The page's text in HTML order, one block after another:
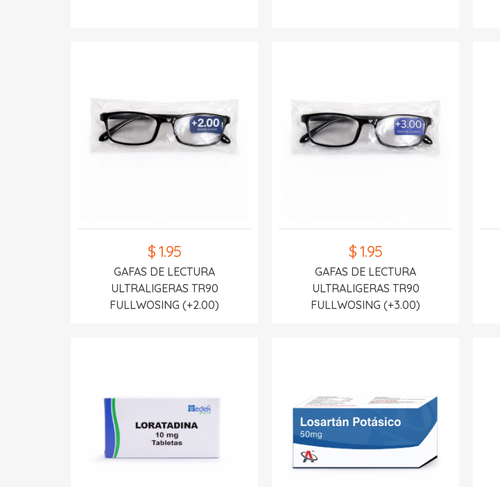
$ 1.95
GAFAS DE LECTURA
ULTRALIGERAS TR90
FULLWOSING (+2.00)
$ 1.95
GAFAS DE LECTURA
ULTRALIGERAS TR90
FULLWOSING (+3.00)